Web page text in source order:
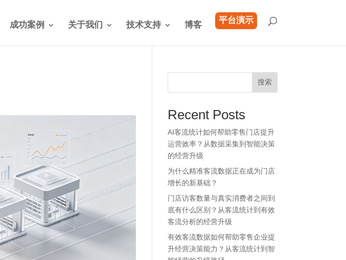
成功案例 关于我们 技术支持 博客 平台演示
搜索
Recent Posts
AI客流统计如何帮助零售门店提升
运营效率？从数据采集到智能决策
的经营升级
为什么精准客流数据正在成为门店
增长的新基础？
门店访客数量与真实消费者之间到
底有什么区别？从客流统计到有效
客流分析的经营升级
有效客流数据如何帮助零售企业提
升经营决策能力？从客流统计到智